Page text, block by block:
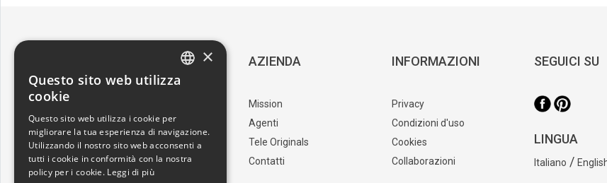
SERVIZIO CLIENTI
I nostri artisti
Trova il punto vendita
AZIENDA
Mission
Agenti
Tele Originals
Contatti
INFORMAZIONI
Privacy
Condizioni d'uso
Cookies
Collaborazioni
SEGUICI SU
LINGUA
Italiano /
×
Questo sito web utilizza
cookie
Questo sito web utilizza i cookie per
migliorare la tua esperienza di navigazione.
Utilizzando il nostro sito web acconsenti a
tutti i cookie in conformità con la nostra
policy per i cookie. Leggi di più